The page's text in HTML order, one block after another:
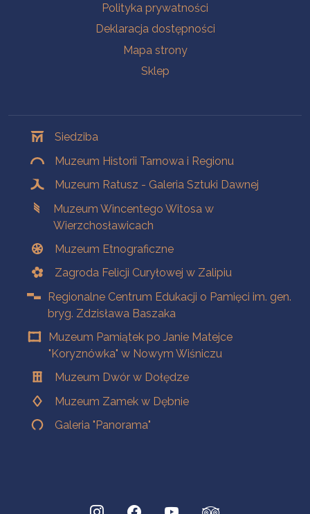
Polityka prywatności
Deklaracja dostępności
Mapa strony
Sklep
Siedziba
Muzeum Historii Tarnowa i Regionu
Muzeum Ratusz - Galeria Sztuki Dawnej
Muzeum Wincentego Witosa w
Wierzchosławicach
Muzeum Etnograficzne
Zagroda Felicji Curyłowej w Zalipiu
Regionalne Centrum Edukacji o Pamięci im. gen.
bryg. Zdzisława Baszaka
Muzeum Pamiątek po Janie Matejce
"Koryznówka" w Nowym Wiśniczu
Muzeum Dwór w Dołędze
Muzeum Zamek w Dębnie
Galeria "Panorama"